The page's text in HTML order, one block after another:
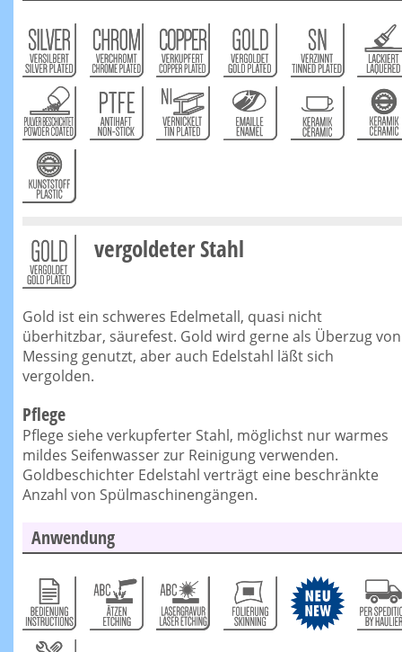
vergoldeter Stahl
Gold ist ein schweres Edelmetall, quasi nicht
überhitzbar, säurefest. Gold wird gerne als Überzug von
Messing genutzt, aber auch Edelstahl läßt sich
vergolden.
Pflege
Pflege siehe verkupferter Stahl, möglichst nur warmes
mildes Seifenwasser zur Reinigung verwenden.
Goldbeschichter Edelstahl verträgt eine beschränkte
Anzahl von Spülmaschinengängen.
Anwendung